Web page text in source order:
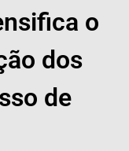
o
dos
de